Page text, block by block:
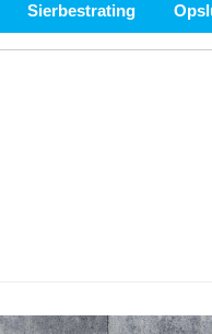
Sierbestrating